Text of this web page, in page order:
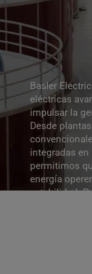
Basler
eléctricas
impulsar la
Desde
integradas en
permitimos
energía
estabilidad.